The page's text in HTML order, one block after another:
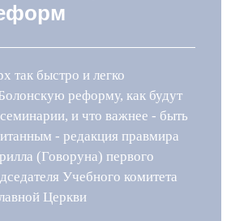
так быстро и легко
реформу, как будут
и что важнее - быть
- редакция правмира
(Говоруна) первого
Учебного комитета
Церкви